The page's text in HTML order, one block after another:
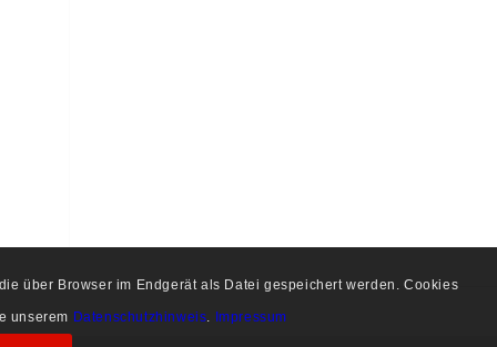
über Browser im Endgerät als Datei gespeichert werden. Cookies
unserem Datenschutzhinweis. Impressum